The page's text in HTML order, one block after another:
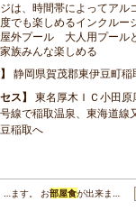
は、時間帯によってアル
でも楽しめるインクルー
外プール 大人用プール
族みんな楽しめる
静岡県賀茂郡東伊豆町
ス
東名厚木ＩＣ小田
線で稲取温泉、東海道線
稲取へ
…ます。 お部屋食が出来ま…